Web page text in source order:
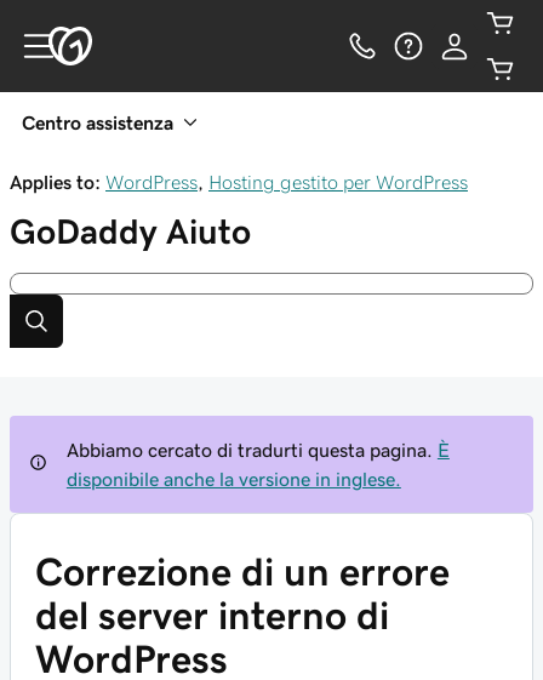
Centro assistenza
Applies to: WordPress Hosting gestito per WordPress
GoDaddy Aiuto
Abbiamo cercato di tradurti questa pagina.
È
disponibile anche la versione in inglese.
Correzione di un errore
del server interno di
WordPress